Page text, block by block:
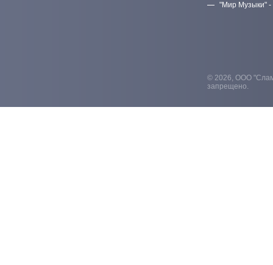
"Мир Музыки" -
© 2026, ООО
запрещено.